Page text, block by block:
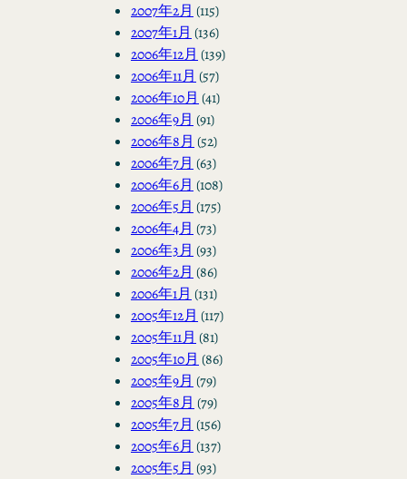
2007年2月 (115)
2007年1月 (136)
2006年12月 (139)
2006年11月 (57)
2006年10月 (41)
2006年9月 (91)
2006年8月 (52)
2006年7月 (63)
2006年6月 (108)
2006年5月 (175)
2006年4月 (73)
2006年3月 (93)
2006年2月 (86)
2006年1月 (131)
2005年12月 (117)
2005年11月 (81)
2005年10月 (86)
2005年9月 (79)
2005年8月 (79)
2005年7月 (156)
2005年6月 (137)
2005年5月 (93)